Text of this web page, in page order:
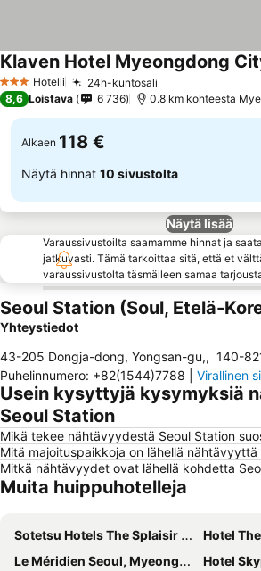
3 Tähtiluokitus
Hotelli 24h-kuntosali
Klaven Hotel Myeongdong
8,6 Loistava 6 736 0.8 km kohteesta
Alkaen 118 €
Näytä hinnat 10 sivustolta
Näytä lisää
Varaussivustoilta saamamme hinnat ja
jatkuvasti. Tämä tarkoittaa sitä, että et
varaussivustolta täsmälleen samaa
Seoul Station (Soul, Etelä-
Yhteystiedot
43-205 Dongja-dong, Yongsan-gu,, 140-
Puhelinnumero: +82(1544)7788 Virallinen
Usein kysyttyjä kysymyksiä
Seoul Station
Mikä tekee nähtävyydestä Seoul Station
Mitä majoituspaikkoja on lähellä nähtävyyttä
Mitkä nähtävyydet ovat lähellä kohdetta
Muita huippuhotelleja
Sotetsu Hotels The Splaisir Seoul Myeongdong
Hotel The
Le Méridien Seoul, Myeongdong
Hotel